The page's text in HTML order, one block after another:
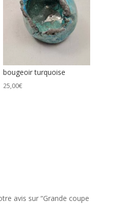
bougeoir turquoise
25,00€
avis sur “Grande coupe